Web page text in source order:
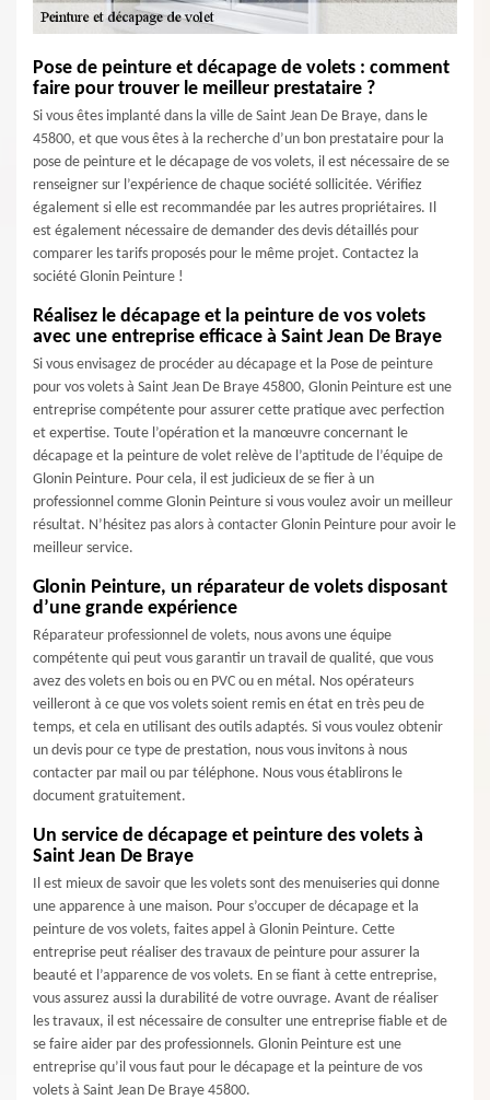
Pose de peinture et décapage de volets : comment
faire pour trouver le meilleur prestataire ?
Si vous êtes implanté dans la ville de Saint Jean De Braye, dans le
45800, et que vous êtes à la recherche d’un bon prestataire pour la
pose de peinture et le décapage de vos volets, il est nécessaire de se
renseigner sur l’expérience de chaque société sollicitée. Vérifiez
également si elle est recommandée par les autres propriétaires. Il
est également nécessaire de demander des devis détaillés pour
comparer les tarifs proposés pour le même projet. Contactez la
société Glonin Peinture !
Réalisez le décapage et la peinture de vos volets
avec une entreprise efficace à Saint Jean De Braye
Si vous envisagez de procéder au décapage et la Pose de peinture
pour vos volets à Saint Jean De Braye 45800, Glonin Peinture est une
entreprise compétente pour assurer cette pratique avec perfection
et expertise. Toute l’opération et la manœuvre concernant le
décapage et la peinture de volet relève de l’aptitude de l’équipe de
Glonin Peinture. Pour cela, il est judicieux de se fier à un
professionnel comme Glonin Peinture si vous voulez avoir un meilleur
résultat. N’hésitez pas alors à contacter Glonin Peinture pour avoir le
meilleur service.
Glonin Peinture, un réparateur de volets disposant
d’une grande expérience
Réparateur professionnel de volets, nous avons une équipe
compétente qui peut vous garantir un travail de qualité, que vous
avez des volets en bois ou en PVC ou en métal. Nos opérateurs
veilleront à ce que vos volets soient remis en état en très peu de
temps, et cela en utilisant des outils adaptés. Si vous voulez obtenir
un devis pour ce type de prestation, nous vous invitons à nous
contacter par mail ou par téléphone. Nous vous établirons le
document gratuitement.
Un service de décapage et peinture des volets à
Saint Jean De Braye
Il est mieux de savoir que les volets sont des menuiseries qui donne
une apparence à une maison. Pour s’occuper de décapage et la
peinture de vos volets, faites appel à Glonin Peinture. Cette
entreprise peut réaliser des travaux de peinture pour assurer la
beauté et l’apparence de vos volets. En se fiant à cette entreprise,
vous assurez aussi la durabilité de votre ouvrage. Avant de réaliser
les travaux, il est nécessaire de consulter une entreprise fiable et de
se faire aider par des professionnels. Glonin Peinture est une
entreprise qu’il vous faut pour le décapage et la peinture de vos
volets à Saint Jean De Braye 45800.